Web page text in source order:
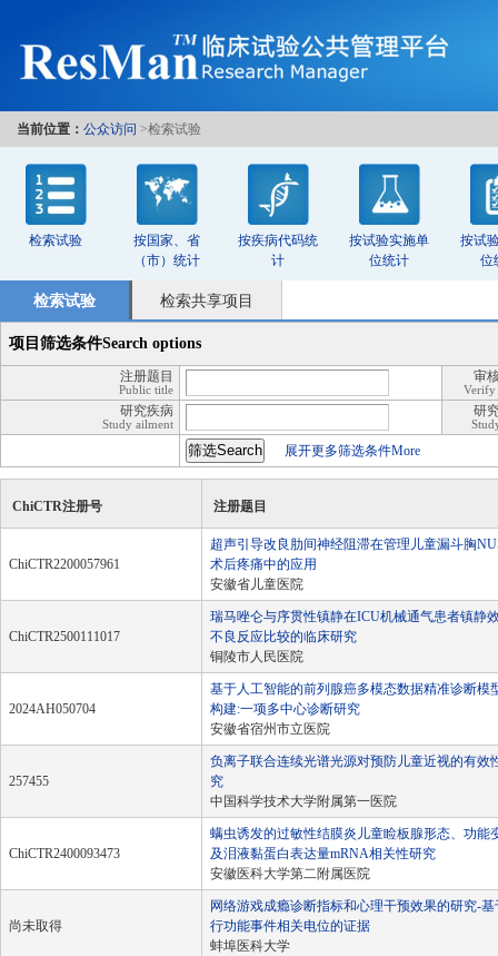
当前位置： 公众访问 >检索试验
检索试验
按国家、省
（市）统计
按疾病代码统
计
按试验实施单
位统计
按试
位
检索试验 检索共享项目
项目筛选条件Search options
注册题目
Public title
审
Verify
研究疾病
Study ailment
研
展开更多筛选条件More
ChiCTR注册号 注册题目
ChiCTR2200057961
超声引导改良肋间神经阻滞在管理儿童漏斗胸
术后疼痛中的应用
安徽省儿童医院
ChiCTR2500111017
瑞马唑仑与序贯性镇静在ICU机械通气患者镇静
不良反应比较的临床研究
铜陵市人民医院
2024AH050704
基于人工智能的前列腺癌多模态数据精准诊断模
构建:一项多中心诊断研究
安徽省宿州市立医院
257455
负离子联合连续光谱光源对预防儿童近视的有效
究
中国科学技术大学附属第一医院
ChiCTR2400093473
螨虫诱发的过敏性结膜炎儿童睑板腺形态、功能
及泪液黏蛋白表达量mRNA相关性研究
安徽医科大学第二附属医院
尚未取得
网络游戏成瘾诊断指标和心理干预效果的研究-基
行功能事件相关电位的证据
蚌埠医科大学